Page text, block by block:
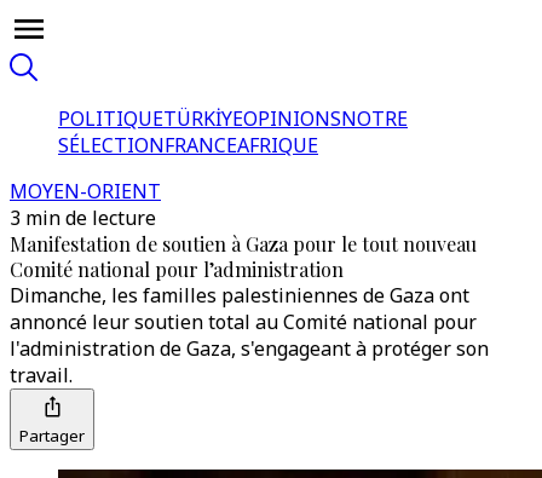
POLITIQUETÜRKİYEOPINIONSNOTRE
SÉLECTIONFRANCEAFRIQUE
MOYEN-ORIENT
3 min de lecture
Manifestation de soutien à Gaza pour le tout nouveau
Comité national pour l’administration
Dimanche, les familles palestiniennes de Gaza ont
annoncé leur soutien total au Comité national pour
l'administration de Gaza, s'engageant à protéger son
travail.
Partager